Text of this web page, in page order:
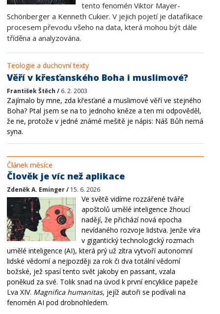
tento fenomén Viktor Mayer-
Schönberger a Kenneth Cukier. V jejich pojetí je datafikace
procesem převodu všeho na data, která mohou být dále
tříděna a analyzována.
Teologie a duchovní texty
Věří v křesťanského Boha i muslimové?
František Štěch / 6. 2. 2003
Zajímalo by mne, zda křesťané a muslimové věří ve stejného
Boha? Ptal jsem se na to jednoho kněze a ten mi odpověděl,
že ne, protože v jedné známé mešitě je nápis: Náš Bůh nemá
syna.
Článek měsíce
Člověk je víc než aplikace
Zdeněk A. Eminger / 15. 6. 2026
Ve světě vidíme rozzářené tváře
apoštolů umělé inteligence žhoucí
nadějí, že přichází nová epocha
nevídaného rozvoje lidstva. Jenže víra
v gigantický technologický rozmach
umělé inteligence (AI), která prý už zítra vytvoří autonomní
lidské vědomí a nejpozději za rok či dva totální vědomí
božské, jež spasí tento svět jakoby en passant, vzala
poněkud za své. Tolik snad na úvod k první encyklice papeže
Lva XIV. Magnifica humanitas, jejíž autoři se podívali na
fenomén AI pod drobnohledem.